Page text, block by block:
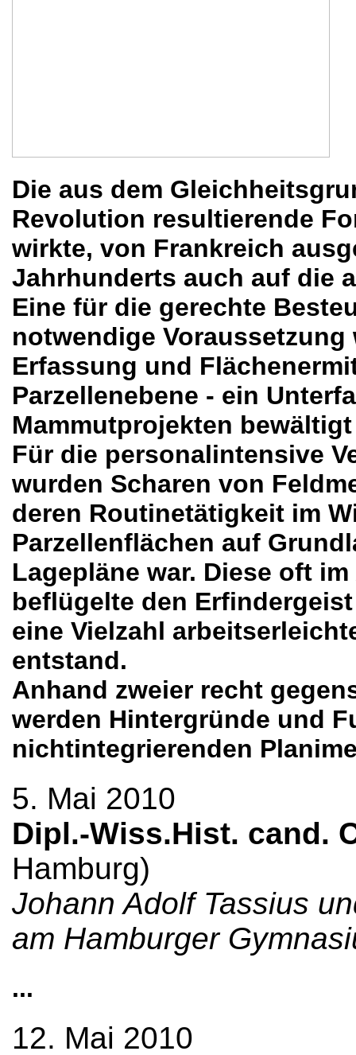
Die aus dem
Revolution resultierende
wirkte, von Frankreich
Jahrhunderts auch auf die
Eine für die gerechte
notwendige
Erfassung und
Parzellenebene - ein
Mammutprojekten
Für die personalintensive
wurden Scharen von
deren Routinetätigkeit im
Parzellenflächen auf
Lagepläne war. Diese oft
beflügelte den
eine Vielzahl
entstand.
Anhand zweier recht
werden Hintergründe und
nichtintegrierenden
5. Mai 2010
Dipl.-Wiss.Hist. cand.
Hamburg)
Johann Adolf Tassius
am Hamburger
...
12. Mai 2010